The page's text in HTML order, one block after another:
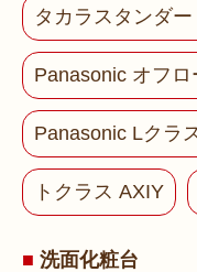
タカラスタンダ
Panasonic オフロ
Panasonic Lクラ
トクラス AXIY
洗面化粧台